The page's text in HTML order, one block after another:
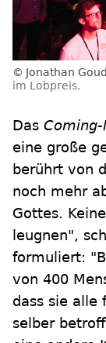
Jonathan
im Lobpreis.
Das Coming-
eine große
berührt von
noch mehr
Gottes.
leugnen",
formuliert:
von 400
dass sie alle
selber